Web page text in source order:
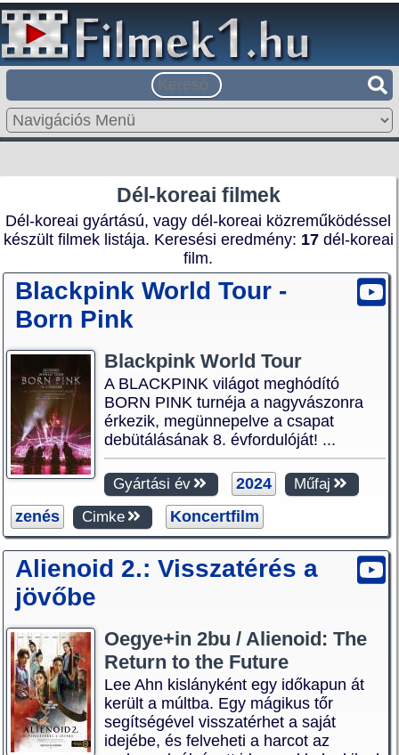
Dél-koreai filmek
Dél-koreai gyártású, vagy dél-koreai közreműködéssel
készült filmek listája. Keresési eredmény: 17dél-koreai
film.
Blackpink World Tour -
Born Pink
Blackpink World Tour
A BLACKPINK világot meghódító
BORN PINK turnéja a nagyvászonra
érkezik, megünnepelve a csapat
debütálásának 8. évfordulóját! ...
Gyártási év 2024 Műfaj
zenés Cimke Koncertfilm
Alienoid 2.: Visszatérés a
jövőbe
Oegye+in 2bu / Alienoid: The
Return to the Future
Lee Ahn kislányként egy időkapun át
került a múltba. Egy mágikus tőr
segítségével visszatérhet a saját
idejébe, és felveheti a harcot az